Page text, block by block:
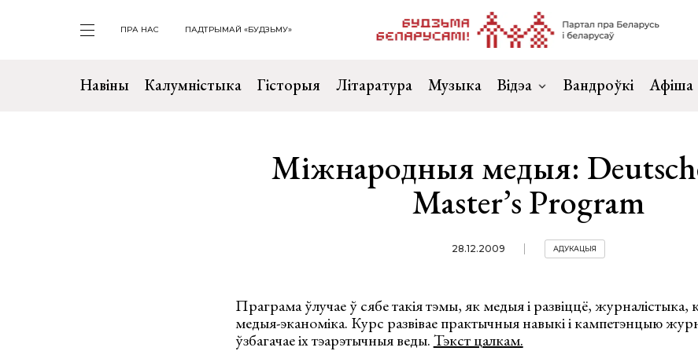
ПРА НАС ПАДТРЫМАЙ «БУДЗЬМУ»
Навіны Калумністыка Гісторыя Літаратура Музыка Відэа Вандроўкі Афіша
Міжнародныя медыя:
Master’s Program
28.12.2009 АДУКАЦЫЯ
Праграма ўлучае ў сябе такія тэмы, як медыя і развіццё, журналістыка,
медыя-эканоміка. Курс развівае практычныя навыкі і кампетэнцыю
ўзбагачае іх тэарэтычныя веды.Тэкст цалкам.